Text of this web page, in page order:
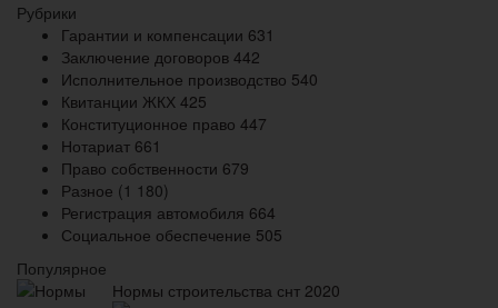
Рубрики
Гарантии и компенсации 631
Заключение договоров 442
Исполнительное производство 540
Квитанции ЖКХ 425
Конституционное право 447
Нотариат 661
Право собственности 679
Разное (1 180)
Регистрация автомобиля 664
Социальное обеспечение 505
Популярное
Нормы строительства снт 2020